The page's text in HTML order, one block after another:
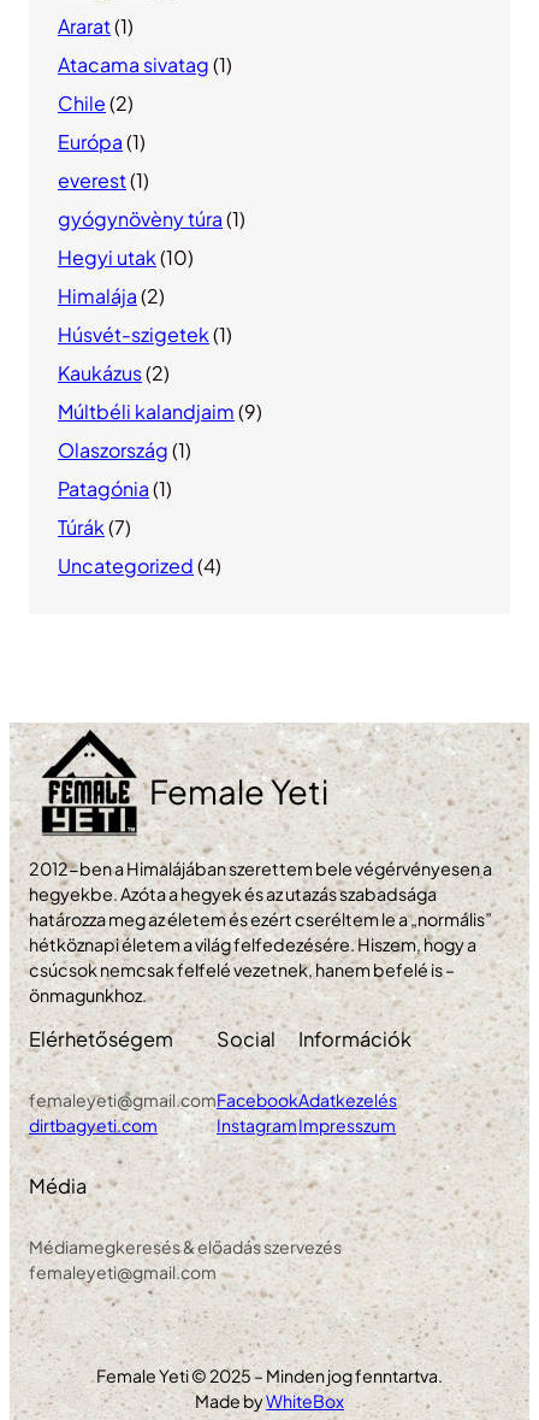
Ararat(1)
Atacama sivatag(1)
Chile(2)
Európa(1)
everest(1)
gyógynövèny túra(1)
Hegyi utak(10)
Himalája(2)
Húsvét-szigetek(1)
Kaukázus(2)
Múltbéli kalandjaim(9)
Olaszország(1)
Patagónia(1)
Túrák(7)
Uncategorized(4)
Female Yeti
2012-ben a Himalájában szerettem bele végérvényesen a
hegyekbe. Azóta a hegyek és az utazás szabadsága
határozza meg az életem és ezért cseréltem le a „normális”
hétköznapi életem a világ felfedezésére. Hiszem, hogy a
csúcsok nemcsak felfelé vezetnek, hanem befelé is –
önmagunkhoz.
Elérhetőségem
femaleyeti@gmail.com
dirtbagyeti.com
Social
Facebook
Instagram
Információk
Adatkezelés
Impresszum
Média
Médiamegkeresés & előadás szervezés
femaleyeti@gmail.com
Female Yeti © 2025 – Minden jog fenntartva.
Made byWhiteBox